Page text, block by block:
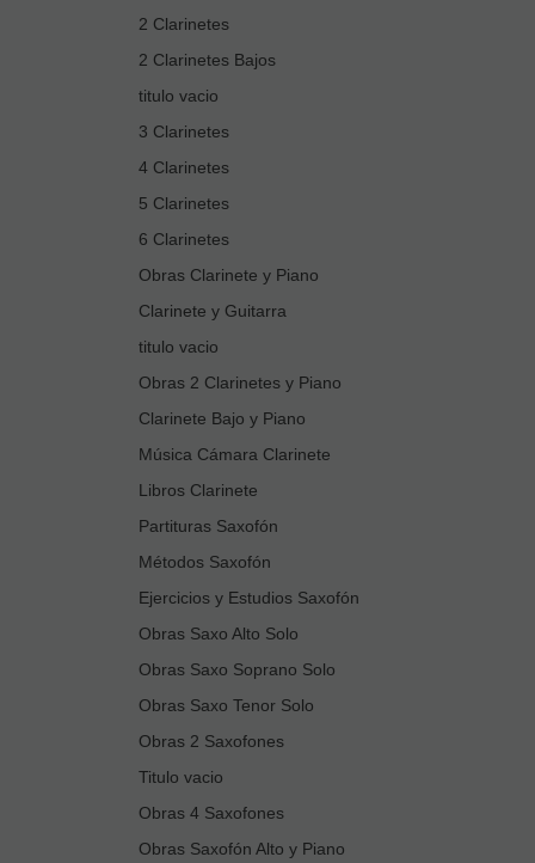
2 Clarinetes
2 Clarinetes Bajos
titulo vacio
3 Clarinetes
4 Clarinetes
5 Clarinetes
6 Clarinetes
Obras Clarinete y Piano
Clarinete y Guitarra
titulo vacio
Obras 2 Clarinetes y Piano
Clarinete Bajo y Piano
Música Cámara Clarinete
Libros Clarinete
Partituras Saxofón
Métodos Saxofón
Ejercicios y Estudios Saxofón
Obras Saxo Alto Solo
Obras Saxo Soprano Solo
Obras Saxo Tenor Solo
Obras 2 Saxofones
Titulo vacio
Obras 4 Saxofones
Obras Saxofón Alto y Piano